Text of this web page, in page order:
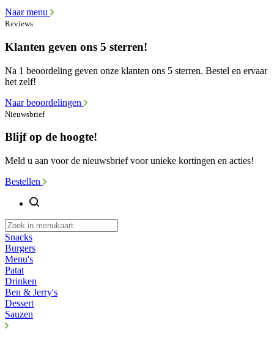
Naar menu
Reviews
Klanten geven ons 5 sterren!
Na 1 beoordeling geven onze klanten ons 5 sterren. Bestel en ervaar
het zelf!
Naar beoordelingen
Nieuwsbrief
Blijf op de hoogte!
Meld u aan voor de nieuwsbrief voor unieke kortingen en acties!
Bestellen
Snacks
Burgers
Menu's
Patat
Drinken
Ben & Jerry's
Dessert
Sauzen